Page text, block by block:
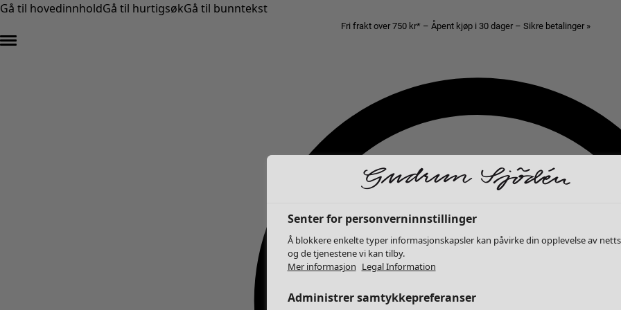
Gå til hovedinnholdGå til hurtigsøkGå til bunntekst
Fri frakt over 750 kr* – Åpent kjøp i 30 dager – Sikre betalinger »
Senter for personverninnstillinger
Å blokkere enkelte typer informasjonskapsler kan påvirke din opplevelse av
og de tjenestene vi kan tilby.
Mer informasjon Legal Information
Administrer samtykkepreferanser